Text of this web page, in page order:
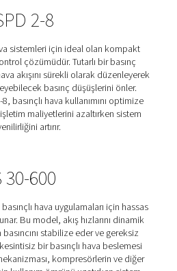
ve ekipman ömrünü uzatmaya
ConservAIR® Akış Kontrollerimiz
daha fazla bilgi edinin.
CF 800-3000
büyük ölçekli basınçlı hava
enerji israfını en aza indirir,
tasarımı, zorlu endüstriyel
vadeli güvenilirlik sağlar.